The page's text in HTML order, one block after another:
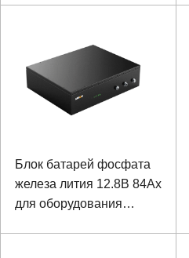
Блок батарей фосфата
железа лития 12.8В 84Ах
для оборудования